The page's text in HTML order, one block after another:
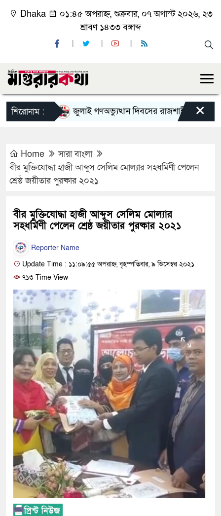
Dhaka
০১:৪৫ অপরাহ্ন, শুক্রবার, ০৭ অগাস্ট ২০২৬, ২৩
শ্রাবণ ১৪৩৩ বঙ্গাব্দ
শিরোনাম : জুলাই গণঅভ্যুত্থান দিবসের রাজশাহী মহানগর×
Home
সারা বাংলা
বীর মুক্তিযোদ্ধা হাজী আব্দুস সেলিম মোল্যার সহধর্মিণী পেলেন
শ্রেষ্ঠ জয়ীতার পুরষ্কার ২০২১
বীর মুক্তিযোদ্ধা হাজী আব্দুস সেলিম মোল্যার
সহধর্মিণী পেলেন শ্রেষ্ঠ জয়ীতার পুরষ্কার ২০২১
Reporter Name
Update Time : ১১:০৯:৫৫ অপরাহ্ন, বৃহস্পতিবার, ৯ ডিসেম্বর ২০২১
৭১৩ Time View